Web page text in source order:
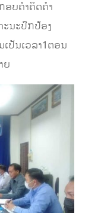
ບຄໍາຄິດຄໍາ
ະນະປົກປ້ອງ
ປັນເວລາ1ຕອນ
ຍ